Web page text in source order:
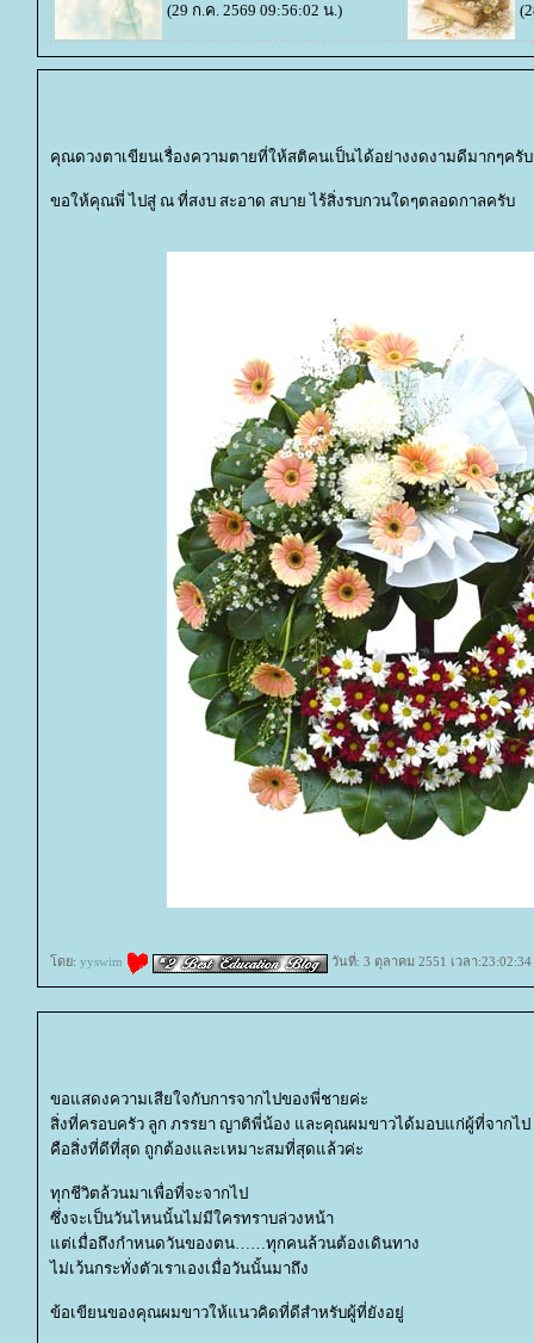
(29 ก.ค. 2569 09:56:02 น.)
คุณดวงตาเขียนเรื่องความตายที่ให้สติคนเป็นได้อย่างงดงามดีมากๆครับ
ขอให้คุณพี่ ไปสู่ ณ ที่สงบ สะอาด สบาย ไร้สิ่งรบกวนใดๆตลอดกาลครับ
ดย: yyswim วันที่: 3 ตุลาคม 2551 เวลา
ขอแสดงความเสียใจกับการจากไปของพี่ชายค่ะ
สิ่งที่ครอบครัว ลูก ภรรยา ญาติพี่น้อง และคุณผมขาวได้มอบแก่ผู้ที่จากไป
คือสิ่งที่ดีที่สุด ถูกต้องและเหมาะสมที่สุดแล้วค่ะ
ทุกชีวิตล้วนมาเพื่อที่จะจากไป
ซึ่งจะเป็นวันไหนนั้นไม่มีใครทราบล่วงหน้า
ต่เมื่อถึงกำหนดวันของตน……ทุกคนล้วนต้องเดินทาง
ไม่เว้นกระทั่งตัวเราเองเมื่อวันนั้นมาถึง
ข้อเขียนของคุณผมขาวให้แนวคิดที่ดีสำหรับผู้ที่ยังอยู่